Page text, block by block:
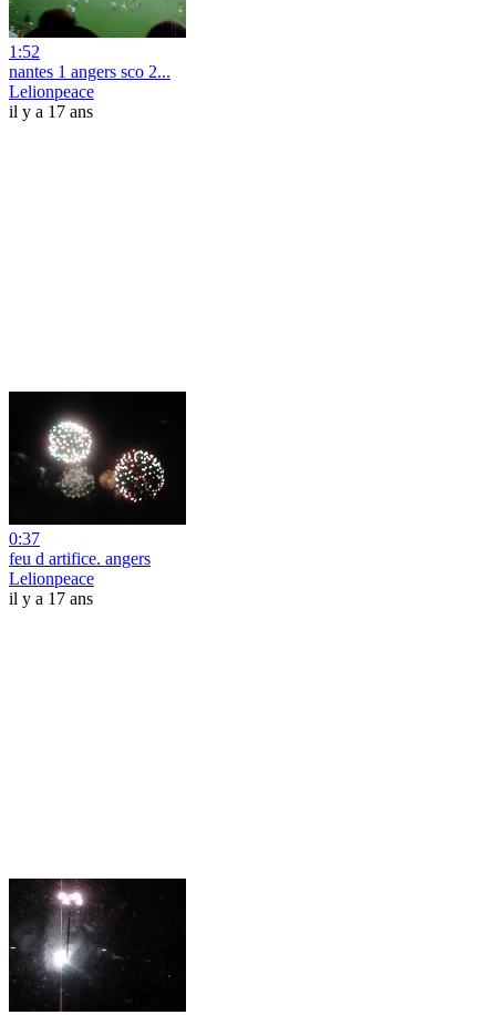
1:52
nantes 1 angers sco 2...
Lelionpeace
il y a 17 ans
0:37
feu d artifice. angers
Lelionpeace
il y a 17 ans